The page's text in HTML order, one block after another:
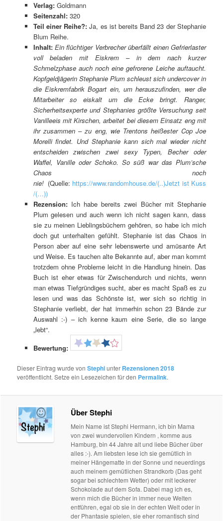
Verlag: Goldmann
Seitenzahl:320
Teil einer Reihe?:Ja, es ist bereits Band 23 der Stephanie
Blum Reihe.
Inhalt: Ein flüchtiger Verbrecher überfällt einen Gefrierlaster
voll beladen mit Eiskrem – in dem nach kurzer
Schmelzphase auch noch eine gefrorene Leiche auftaucht.
Kopfgeldjägerin Stephanie Plum schleust sich undercover in
die Eiskremfabrik Bogart ein, um herauszufinden, wer die
Mitarbeiter so eiskalt um die Ecke bringt. Ranger,
Sicherheitsexperte und Stephanies größte Versuchung seit
Vanilleeis mit Kirschen, arbeitet bei diesem Einsatz eng mit
ihr zusammen – zu eng, wie Trentons heißester Cop Joe
Morelli findet. Und Stephanie kann sich mal wieder nicht
entscheiden zwischen zwei sexy Typen, Becher oder
Waffel, Vanille oder Schoko. So süß war das Plum’sche
Chaos noch
nie! (Quelle: https://www.randomhouse.de/(..)Jetzt ist Kuss
/(…))
Rezension: Ich habe bereits zwei Bücher mit Stephanie
Plum gelesen und auch wenn ich nicht sagen kann, dass
sie zu meinen Lieblingsbüchern gehören, so habe ich mich
doch gut unterhalten gefühlt. Stephanie ist das Chaos in
Person aber auf eine sehr lebenswerte und amüsante Art
und Weise. Es tauchen alte Bekannte auf, aber man kommt
trotzdem ohne Probleme leicht in die Handlung hinein. Das
Buch ist eher etwas für Zwischendurch und nichts, wenn
man etwas Tiefgründiges sucht, aber es macht Spaß es zu
lesen und was das Schönste ist, wer sich so richtig in
Stephanie verliebt, der hat immerhin schon 23 Bände zur
Auswahl :-) – ich kenne kaum eine Serie, die so lange
„lebt“.
Bewertung:
Dieser Eintrag wurde vonStephiunter Rezensionen 2018
veröffentlicht. Setze ein Lesezeichen für den Permalink.
Über Stephi
Mein Name ist Stephi Hermann, ich bin Mama
von zwei wundervollen Kindern , komme aus
Hamburg, bin 44 Jahre alt und liebe Bücher über
alles :-). Am liebsten lese ich sie gemütlich in
meiner Hängematte in der Sonne und neuerdings
auch meinem gemütlichen Strandkorb (Das geht
sogar bei schlechtem Wetter) oder mit leckerer
Schokolade auf dem Sofa. Dabei mag ich es,
wenn mich die Bücher in immer neue Welten
entführen, egal ob sie in der echten Welt oder in
der Phantasie spielen, sie eher romantisch sind